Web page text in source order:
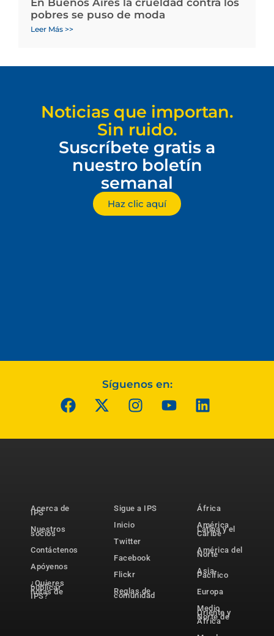
En Buenos Aires la crueldad contra los
pobres se puso de moda
Leer Más >>
Noticias que importan.
Sin ruido.
Suscríbete gratis a
nuestro boletín
semanal
Haz clic aquí
Síguenos en:
Acerca de
IPS
Nuestros
socios
Contáctenos
Apóyenos
¿Quieres
publicar
notas de
IPS?
Sigue a IPS
Inicio
Twitter
Facebook
Flickr
Reglas de
comunidad
África
América
Latina y el
Caribe
América del
Norte
Asia-
Pacífico
Europa
Medio
Oriente y
Norte de
África